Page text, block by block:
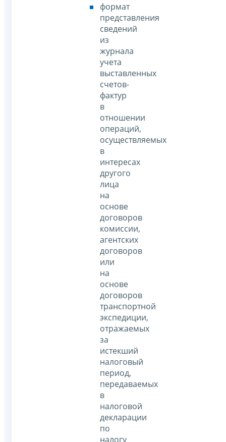
формат
представления
сведений
из
журнала
учета
выставленных
счетов-
фактур
в
отношении
операций,
осуществляемых
в
интересах
другого
лица
на
основе
договоров
комиссии,
агентских
договоров
или
на
основе
договоров
транспортной
экспедиции,
отражаемых
за
истекший
налоговый
период,
передаваемых
в
налоговой
декларации
по
налогу